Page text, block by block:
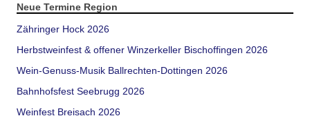
Neue Termine Region
Zähringer Hock 2026
Herbstweinfest & offener Winzerkeller Bischoffingen 2026
Wein-Genuss-Musik Ballrechten-Dottingen 2026
Bahnhofsfest Seebrugg 2026
Weinfest Breisach 2026